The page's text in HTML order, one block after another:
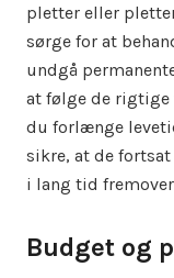
pletter eller
sørge for at
undgå
at følge de
du forlænge
sikre, at de
i lang tid
Budget og